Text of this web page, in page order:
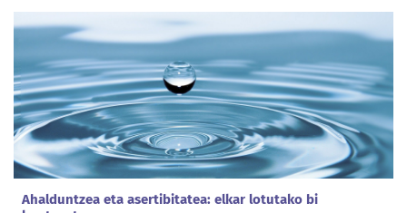
Ahalduntzea eta asertibitatea: elkar lotutako bi